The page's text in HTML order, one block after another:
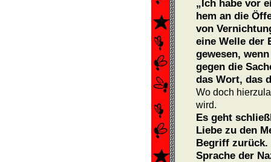
„Ich habe vor
hem an die
von
eine Welle der
gewe­sen,
gegen die
das Wort, das
Wo doch
wird.
Es geht
Liebe zu den
Begriff zurück.
Sprache der